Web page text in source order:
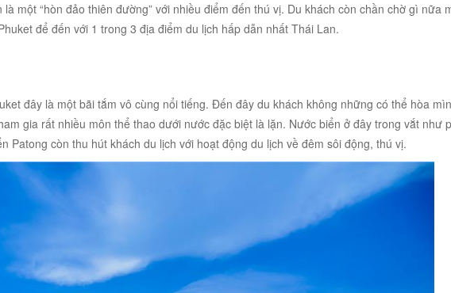
một “hòn đảo thiên đường” với nhiều điểm đến thú vị. Du khách còn chần chờ gì nữa
để đến với 1 trong 3 địa điểm du lịch hấp dẫn nhất Thái Lan.
đây là một bãi tắm vô cùng nổi tiếng. Đến đây du khách không những có thể hòa
gia rất nhiều môn thể thao dưới nước đặc biệt là lặn. Nước biển ở đây trong vắt như
Patong còn thu hút khách du lịch với hoạt động du lịch về đêm sôi động, thú vị.